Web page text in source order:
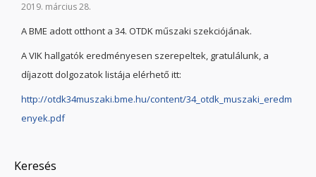
2019. március 28.
A BME adott otthont a 34. OTDK műszaki szekciójának.
A VIK hallgatók eredményesen szerepeltek, gratulálunk, a
díjazott dolgozatok listája elérhető itt:
http://otdk34muszaki.bme.hu/content/34_otdk_muszaki_eredm
enyek.pdf
Keresés